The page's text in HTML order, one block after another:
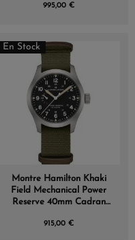
995,00 €
En Stock
Montre Hamilton Khaki
Field Mechanical Power
Reserve 40mm Cadran
915,00 €